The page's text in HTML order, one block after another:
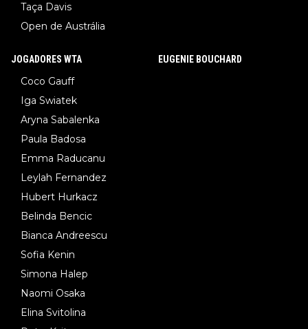
Taça Davis
Open de Austrália
JOGADORES WTA
Coco Gauff
Iga Swiatek
Aryna Sabalenka
Paula Badosa
Emma Raducanu
Leylah Fernandez
Hubert Hurkacz
Belinda Bencic
Bianca Andreescu
Sofia Kenin
Simona Halep
Naomi Osaka
Elina Svitolina
EUGENIE BOUCHARD